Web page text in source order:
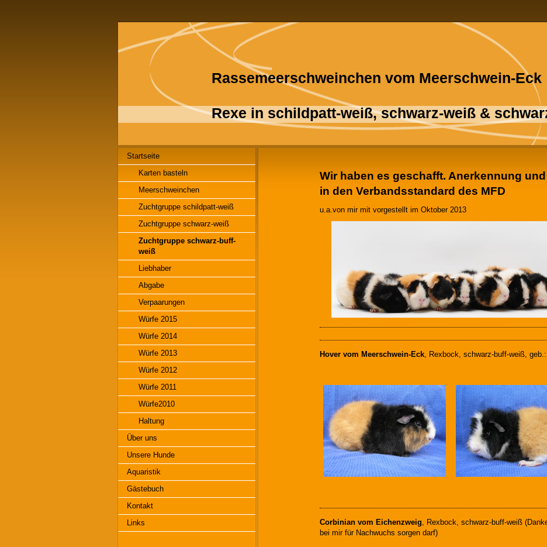
Rassemeerschweinchen vom Meerschwein-Eck
Rexe in schildpatt-weiß, schwarz-weiß &
Startseite
Karten basteln
Meerschweinchen
Zuchtgruppe schildpatt-weiß
Zuchtgruppe schwarz-weiß
Zuchtgruppe schwarz-buff-
weiß
Liebhaber
Abgabe
Verpaarungen
Würfe 2015
Würfe 2014
Würfe 2013
Würfe 2012
Würfe 2011
Würfe2010
Haltung
Über uns
Unsere Hunde
Aquaristik
Gästebuch
Kontakt
Links
Wir haben es geschafft. Anerkennung
in den Verbandsstandard des MFD
u.a.von mir mit vorgestellt im Oktober 2013
Hover vom Meerschwein-Eck, Rexbock, schwarz-buff-weiß,
Corbinian vom Eichenzweig, Rexbock, schwarz-buff-weiß
bei mir für Nachwuchs sorgen darf)